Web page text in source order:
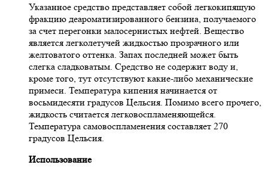
Указанное средство представляет собой легкокипящую
фракцию деароматизированного бензина, получаемого
за счет перегонки малосернистых нефтей. Вещество
является легколетучей жидкостью прозрачного или
желтоватого оттенка. Запах последней может быть
слегка сладковатым. Средство не содержит воду и,
кроме того, тут отсутствуют какие-либо механические
примеси. Температура кипения начинается от
восьмидесяти градусов Цельсия. Помимо всего прочего,
жидкость считается легковоспламеняющейся.
Температура самовоспламенения составляет 270
градусов Цельсия.
Использование